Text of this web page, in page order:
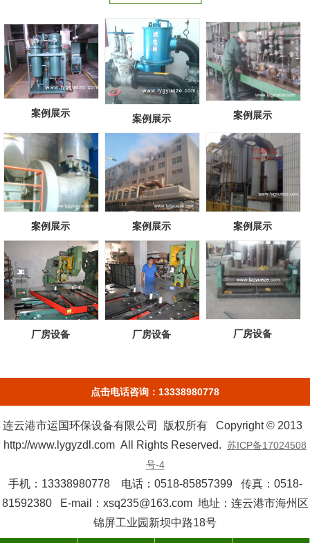
案例展示 案例展示 案例展示
案例展示 案例展示 案例展示
厂房设备 厂房设备 厂房设备
点击电话咨询：13338980778
连云港市运国环保设备有限公司 版权所有 Copyright © 2013
http://www.lygyzdl.com All Rights Reserved. 苏ICP备17024508
号-4
手机：13338980778 电话：0518-85857399 传真：0518-
81592380 E-mail：xsq235@163.com 地址：连云港市海州区
锦屏工业园新坝中路18号